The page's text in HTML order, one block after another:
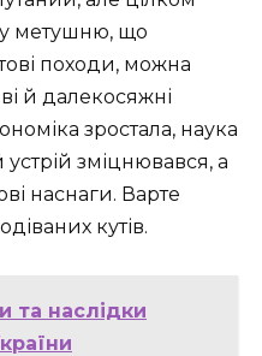
метушню, що
походи, можна
й далекосяжні
зростала, наука
зміцнювався, а
наснаги. Варте
кутів.
та наслідки